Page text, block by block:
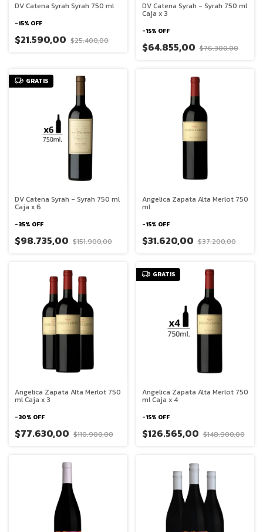
DV Catena Syrah Syrah 750 ml
-15% OFF
$21.590,00 $25.400,00
DV Catena Syrah - Syrah 750 ml
Caja x 3
-15% OFF
$64.855,00 $76.300,00
GRATIS
DV Catena Syrah - Syrah 750 ml
Caja x 6
-35% OFF
$98.735,00 $151.900,00
Angelica Zapata Alta Merlot 750
ml
-15% OFF
$31.620,00 $37.200,00
Angelica Zapata Alta Merlot 750
ml Caja x 3
-30% OFF
$77.630,00 $110.900,00
GRATIS
Angelica Zapata Alta Merlot 750
ml Caja x 4
-15% OFF
$126.565,00 $148.900,00